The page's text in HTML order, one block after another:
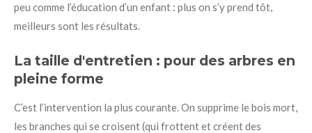
peu comme l’éducation d’un enfant : plus on s’y prend tôt,
meilleurs sont les résultats.
La taille d'entretien : pour des arbres en
pleine forme
C’est l’intervention la plus courante. On supprime le bois mort,
les branches qui se croisent (qui frottent et créent des